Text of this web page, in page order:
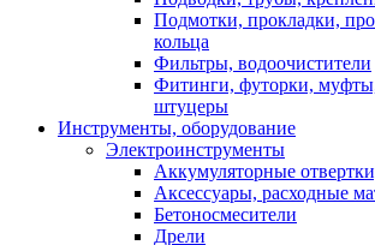
Подмотки, прокладки,
кольца
Фильтры, водоочистители
Фитинги, футорки,
штуцеры
Инструменты, оборудование
Электроинструменты
Аккумуляторные
Аксессуары, расходные
Бетоносмесители
Дрели